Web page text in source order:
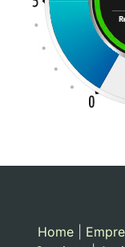
Home|